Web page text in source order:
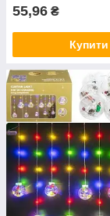
55,96 ₴
Купити